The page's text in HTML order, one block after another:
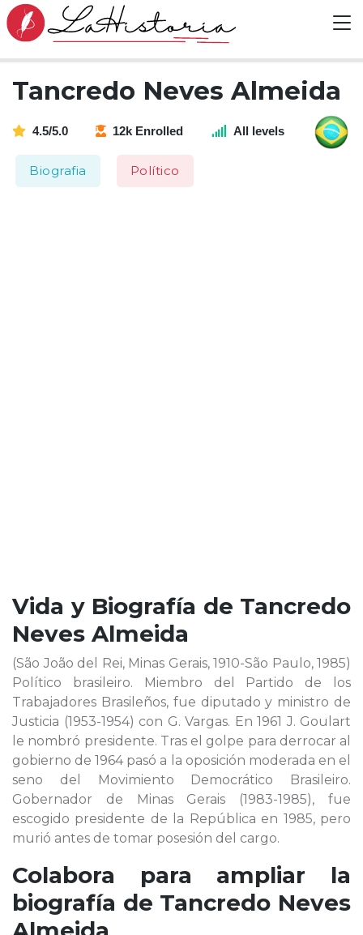
Tancredo Neves Almeida
4.5/5.0 12k Enrolled All levels
Biografia Político
Vida y Biografía de Tancredo
Neves Almeida
(São João del Rei, Minas Gerais, 1910-São Paulo, 1985)
Político brasileiro. Miembro del Partido de los
Trabajadores Brasileños, fue diputado y ministro de
Justicia (1953-1954) con G. Vargas. En 1961 J. Goulart
le nombró presidente. Tras el golpe para derrocar al
gobierno de 1964 pasó a la oposición moderada en el
seno del Movimiento Democrático Brasileiro.
Gobernador de Minas Gerais (1983-1985), fue
escogido presidente de la República en 1985, pero
murió antes de tomar posesión del cargo.
Colabora para ampliar la
biografía de Tancredo Neves